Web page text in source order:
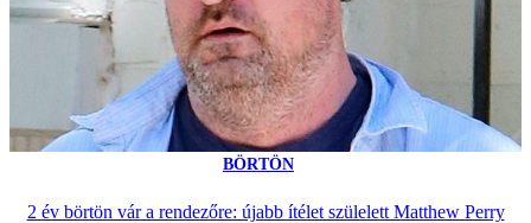
BÖRTÖN
2 év börtön vár a rendezőre: újabb ítélet szülelett Matthew Perry